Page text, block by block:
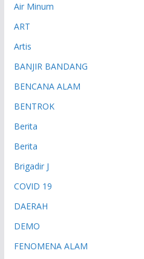
Air Minum
ART
Artis
BANJIR BANDANG
BENCANA ALAM
BENTROK
Berita
Berita
Brigadir J
COVID 19
DAERAH
DEMO
FENOMENA ALAM